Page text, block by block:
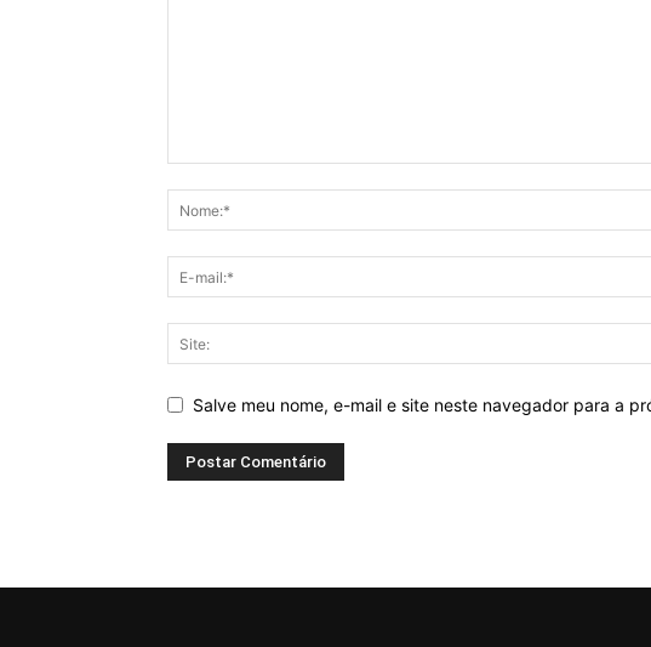
Salve meu nome, e-mail e site neste navegador para a